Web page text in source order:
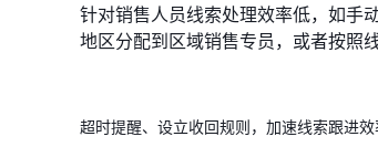
针对销售人员线索处理效率低，如手
地区分配到区域销售专员，或者按照
超时提醒、设立收回规则，加速线索跟进